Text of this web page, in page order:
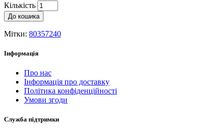
Кількість
До кошика
Мітки: 80357240
Інформація
Про нас
Інформація про доставку
Політика конфіденційності
Умови згоди
Служба підтримки